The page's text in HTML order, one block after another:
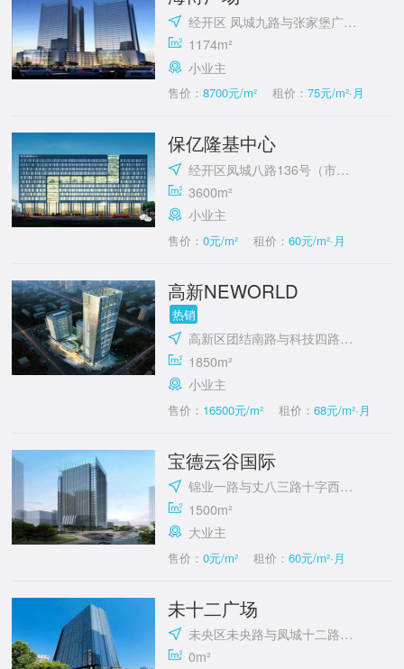
经开区 凤城九路与张家堡广场西北角
1174m²
小业主
售价：8700元/m² 租价： 75元/m²·月
保亿隆基中心
经开区凤城八路136号（市政府对面）
3600m²
小业主
售价：0元/m² 租价： 60元/m²·月
高新NEWORLD
热销
高新区团结南路与科技四路十字东北角
1850m²
小业主
售价： 16500元/m² 租价： 68元/m²·月
宝德云谷国际
锦业一路与丈八三路十字西南角
1500m²
大业主
售价：0元/m² 租价： 60元/m²·月
未十二广场
未央区未央路与凤城十二路十字西南角
0m²